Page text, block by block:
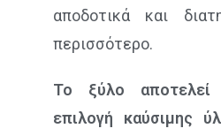
αποδοτικά και
περισσότερο.
Το ξύλο αποτελεί
επιλογή καύσιμης